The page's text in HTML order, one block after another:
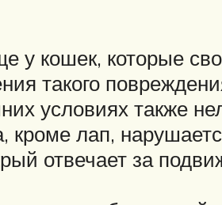
у кошек, которые
такого
условиях также
кроме лап,
отвечает за